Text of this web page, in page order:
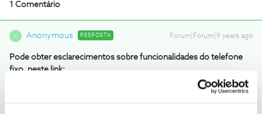
1 Comentário
A Anonymous RESPOSTA Forum|Forum|9 years ago
Pode obter esclarecimentos sobre funcionalidades do telefone
fixo, neste link:
http://www.nos.pt/particulares/telefone/Paginas/telefone-